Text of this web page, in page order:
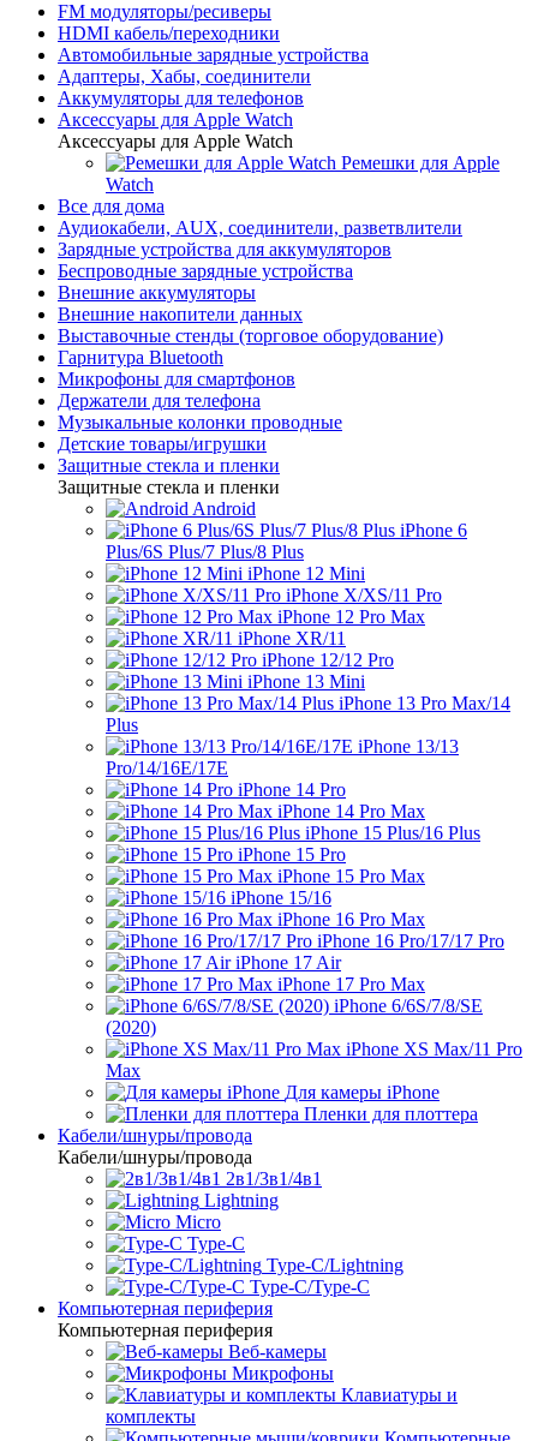
FM модуляторы/ресиверы
HDMI кабель/переходники
Автомобильные зарядные устройства
Адаптеры, Хабы, соединители
Аккумуляторы для телефонов
Аксессуары для Apple Watch
Аксессуары для Apple Watch
Ремешки для Apple
Watch
Все для дома
Аудиокабели, AUX, соединители, разветвлители
Зарядные устройства для аккумуляторов
Беспроводные зарядные устройства
Внешние аккумуляторы
Внешние накопители данных
Выставочные стенды (торговое оборудование)
Гарнитура Bluetooth
Микрофоны для смартфонов
Держатели для телефона
Музыкальные колонки проводные
Детские товары/игрушки
Защитные стекла и пленки
Защитные стекла и пленки
Android
iPhone 6
Plus/6S Plus/7 Plus/8 Plus
iPhone 12 Mini
iPhone X/XS/11 Pro
iPhone 12 Pro Max
iPhone XR/11
iPhone 12/12 Pro
iPhone 13 Mini
iPhone 13 Pro Max/14
Plus
iPhone 13/13
Pro/14/16E/17E
iPhone 14 Pro
iPhone 14 Pro Max
iPhone 15 Plus/16 Plus
iPhone 15 Pro
iPhone 15 Pro Max
iPhone 15/16
iPhone 16 Pro Max
iPhone 16 Pro/17/17 Pro
iPhone 17 Air
iPhone 17 Pro Max
iPhone 6/6S/7/8/SE
(2020)
iPhone XS Max/11 Pro
Max
Для камеры iPhone
Пленки для плоттера
Кабели/шнуры/провода
Кабели/шнуры/провода
2в1/3в1/4в1
Lightning
Micro
Type-C
Type-C/Lightning
Type-C/Type-C
Компьютерная периферия
Компьютерная периферия
Веб-камеры
Микрофоны
Клавиатуры и
комплекты